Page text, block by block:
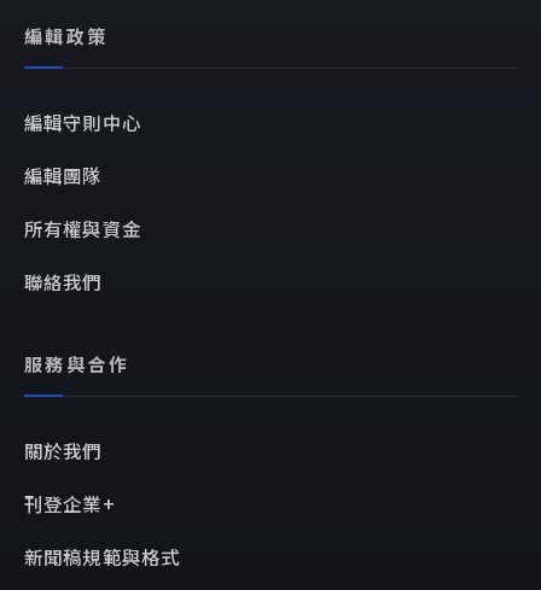
編輯政策
編輯守則中心
編輯團隊
所有權與資金
聯絡我們
服務與合作
關於我們
刊登企業+
新聞稿規範與格式